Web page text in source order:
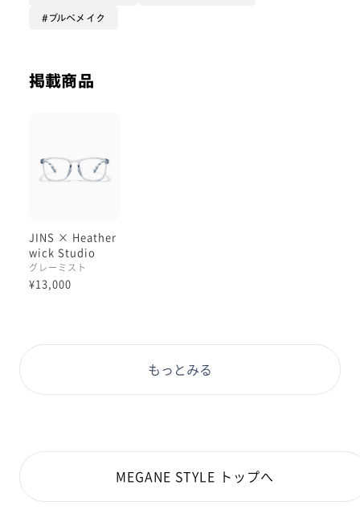
ザインはやや大きめのベーシックなウェリントン型の体
を保っているので
見た目の美しさはもちろん、長時間かけるという機能の
メガネ＝直線的なフォルムという既成概念を捨て、
水面に広がる波紋や、液体の流れをフレームに見事に落
カラーバリエーションは全6色。
着用のGray Mistは水面に漂う霞がかった空気感を反映
した、柔らかくニュートラルなトーン。
優しく落ち着いた印象を演出したい方にオススメです。
ぜひお試しくださいませ！
#JINS #HetherwickStudio
ブルベメイク
掲載商品
JINS × Heather
wick Studio
グレーミスト
¥13,000
もっとみる
MEGANE STYLE トップへ